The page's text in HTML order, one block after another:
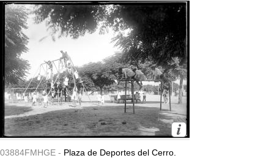
03884FMHGE - Plaza de Deportes del Cerro.